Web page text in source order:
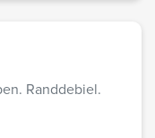
Randdebiel.